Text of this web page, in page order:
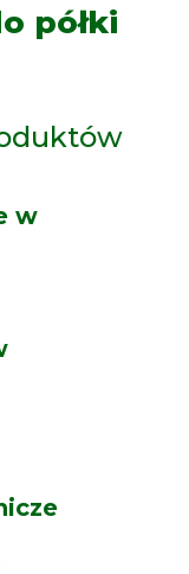
półki
w